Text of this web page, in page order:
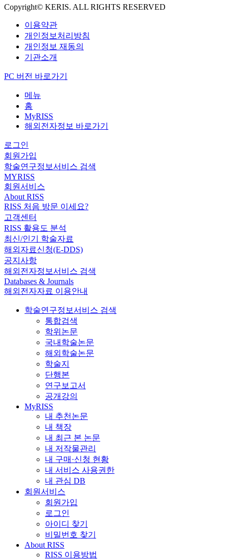
Copyright© KERIS. ALL RIGHTS RESERVED
이용약관
개인정보처리방침
개인정보 재동의
기관소개
PC 버전 바로가기
메뉴
홈
MyRISS
해외전자정보 바로가기
로그인
회원가입
학술연구정보서비스 검색
MYRISS
회원서비스
About RISS
RISS 처음 방문 이세요?
고객센터
RISS 활용도 분석
최신/인기 학술자료
해외자료신청(E-DDS)
공지사항
해외전자정보서비스 검색
Databases & Journals
해외전자자료 이용안내
학술연구정보서비스 검색
통합검색
학위논문
국내학술논문
해외학술논문
학술지
단행본
연구보고서
공개강의
MyRISS
내 추천논문
내 책장
내 최근 본 논문
내 저작물관리
내 구매·신청 현황
내 서비스 사용권한
내 관심 DB
회원서비스
회원가입
로그인
아이디 찾기
비밀번호 찾기
About RISS
RISS 이용방법